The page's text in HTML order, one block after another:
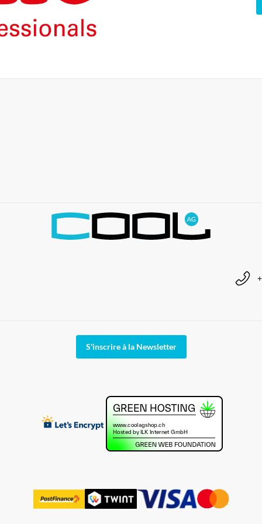
S'inscrire à la Newsletter